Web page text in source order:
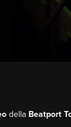
della Beatport